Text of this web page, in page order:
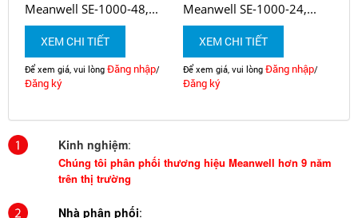
Meanwell SE-1000-48,...
XEM CHI TIẾT
Để xem giá, vui lòng Đăng nhập/
Đăng ký
Meanwell SE-1000-24,...
XEM CHI TIẾT
Để xem giá, vui lòng Đăng nhập/
Đăng ký
Kinh nghiệm:
Chúng tôi phân phối thương hiệu Meanwell hơn 9 năm
trên thị trường
Nhà phân phối: